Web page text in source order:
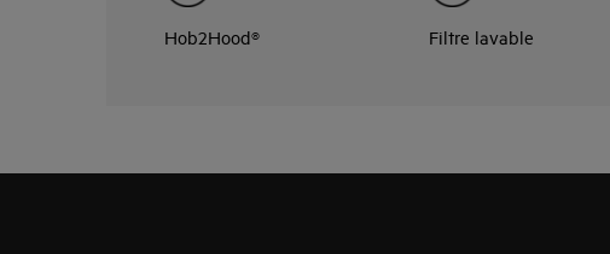
Hob2Hood® Filtre lavable